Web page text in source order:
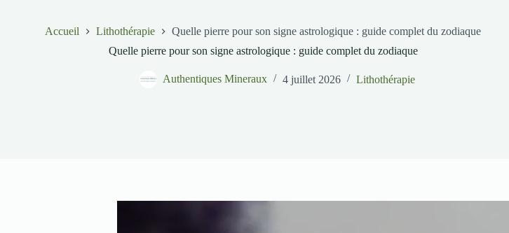
Accueil Lithothérapie
Quelle pierre pour son signe astrologique : guide complet du zodiaque
Quelle pierre pour son signe astrologique : guide complet du zodiaque
Authentiques Mineraux 4 juillet 2026 Lithothérapie